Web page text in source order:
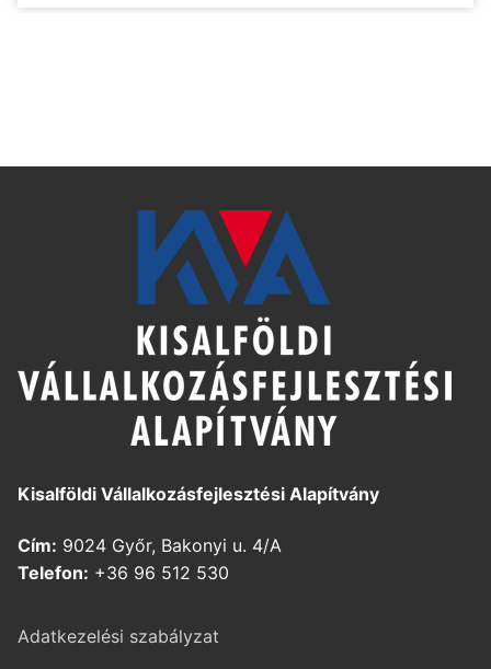
Kisalföldi Vállalkozásfejlesztési Alapítvány
Cím: 9024 Győr, Bakonyi u. 4/A
Telefon: +36 96 512 530
Adatkezelési szabályzat